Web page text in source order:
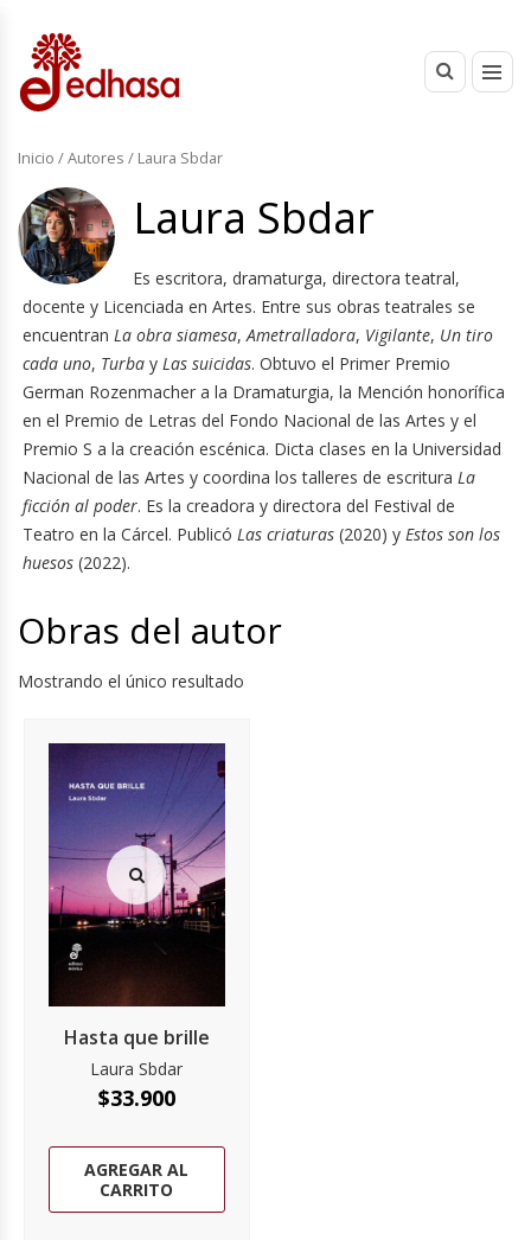
Inicio / Autores / Laura Sbdar
Laura Sbdar
Es escritora, dramaturga, directora teatral,
docente y Licenciada en Artes. Entre sus obras teatrales se
encuentran La obra siamesa,Ametralladora, Vigilante, Un tiro
cada uno, Turba y Las suicidas. Obtuvo el Primer Premio
German Rozenmacher a la Dramaturgia, la Mención honorífica
en el Premio de Letras del Fondo Nacional de las Artes y el
Premio S a la creación escénica. Dicta clases en la Universidad
Nacional de las Artes y coordina los talleres de escritura La
ficción al poder. Es la creadora y directora del Festival de
Teatro en la Cárcel. Publicó Las criaturas (2020) y Estos son los
huesos (2022).
Obras del autor
Mostrando el único resultado
Hasta que brille
Laura Sbdar
$33.900
AGREGAR AL
CARRITO